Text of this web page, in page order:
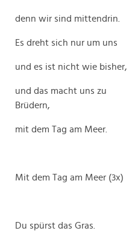
denn wir sind mittendrin.
Es dreht sich nur um uns
und es ist nicht wie bisher,
und das macht uns zu
Brüdern,
mit dem Tag am Meer.
Mit dem Tag am Meer (3x)
Du spürst das Gras.